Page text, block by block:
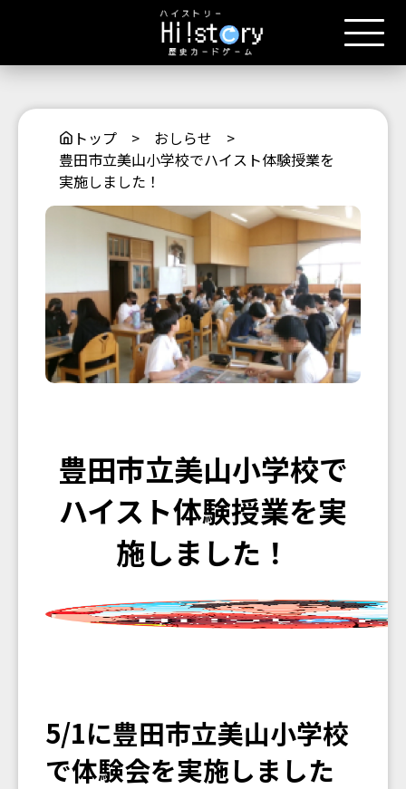
トップ > おしらせ >
豊田市立美山小学校でハイスト体験授業を
実施しました！
豊田市立美山小学校で
ハイスト体験授業を実
施しました！
5/1に豊田市立美山小学校
で体験会を実施しました